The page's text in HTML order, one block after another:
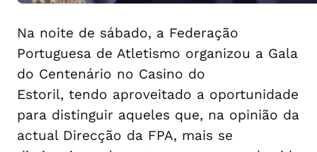
Na noite de sábado, a Federação
Portuguesa de Atletismo organizou a Gala
do Centenário no Casino do
Estoril, tendo aproveitado a oportunidade
para distinguir aqueles que, na opinião da
actual Direcção da FPA, mais se